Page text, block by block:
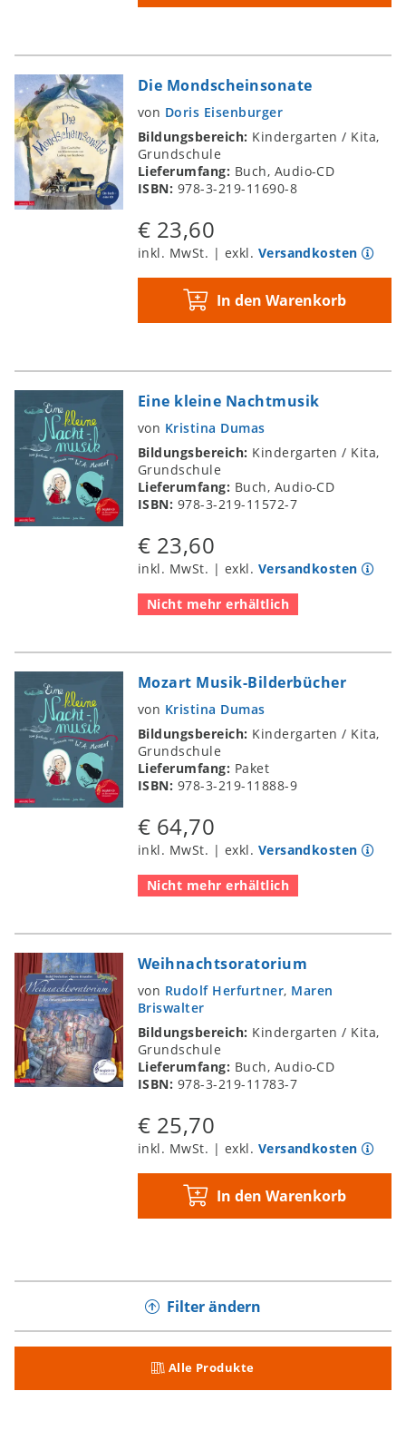
Die Mondscheinsonate
von Doris Eisenburger
Bildungsbereich: Kindergarten / Kita,
Grundschule
Lieferumfang: Buch, Audio-CD
ISBN: 978-3-219-11690-8
€ 23,60
inkl. MwSt. | exkl. Versandkosten
In den Warenkorb
Eine kleine Nachtmusik
von Kristina Dumas
Bildungsbereich: Kindergarten / Kita,
Grundschule
Lieferumfang: Buch, Audio-CD
ISBN: 978-3-219-11572-7
€ 23,60
inkl. MwSt. | exkl. Versandkosten
Nicht mehr erhältlich
Mozart Musik-Bilderbücher
von Kristina Dumas
Bildungsbereich: Kindergarten / Kita,
Grundschule
Lieferumfang: Paket
ISBN: 978-3-219-11888-9
€ 64,70
inkl. MwSt. | exkl. Versandkosten
Nicht mehr erhältlich
Weihnachtsoratorium
von Rudolf Herfurtner, Maren
Briswalter
Bildungsbereich: Kindergarten / Kita,
Grundschule
Lieferumfang: Buch, Audio-CD
ISBN: 978-3-219-11783-7
€ 25,70
inkl. MwSt. | exkl. Versandkosten
In den Warenkorb
Filter ändern
Alle Produkte